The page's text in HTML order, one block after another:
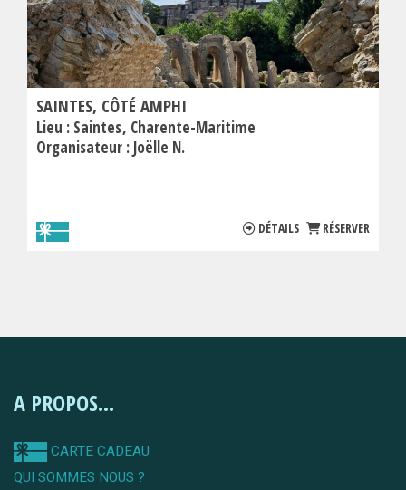
SAINTES, CÔTÉ AMPHI
Lieu : Saintes Charente-Maritime
Organisateur : Joëlle N.
DÉTAILS RÉSERVER
A PROPOS...
CARTE CADEAU
QUI SOMMES NOUS ?